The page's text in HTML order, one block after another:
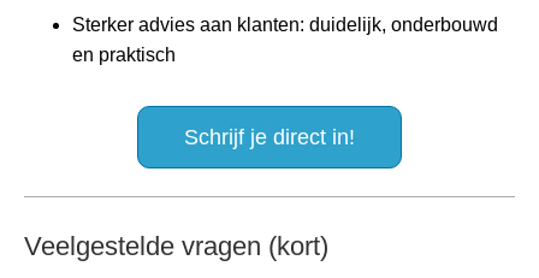
Sterker advies aan klanten: duidelijk, onderbouwd
en praktisch
Schrijf je direct in!
Veelgestelde vragen (kort)